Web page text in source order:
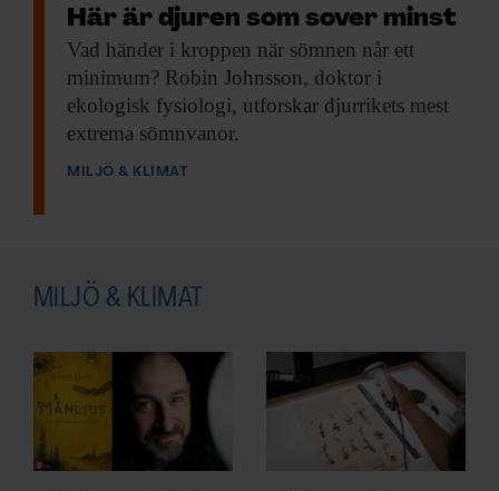
Här är djuren som sover minst
Vad händer i kroppen när sömnen når ett
minimum? Robin Johnsson, doktor i
ekologisk fysiologi, utforskar djurrikets mest
extrema sömnvanor.
MILJÖ & KLIMAT
MILJÖ & KLIMAT